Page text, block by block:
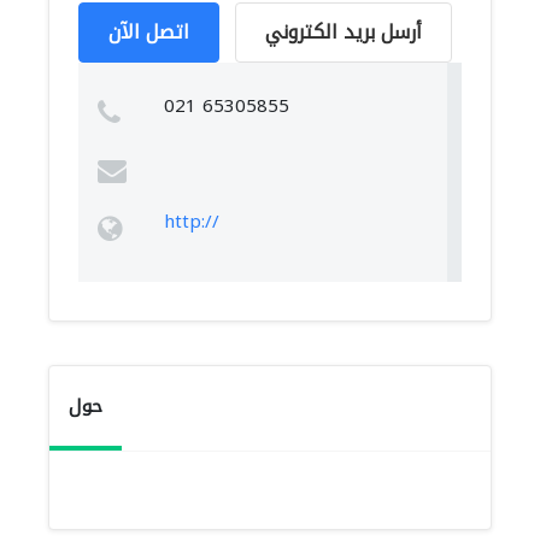
اتصل الآن أرسل بريد الكتروني
021 65305855
http://
حول